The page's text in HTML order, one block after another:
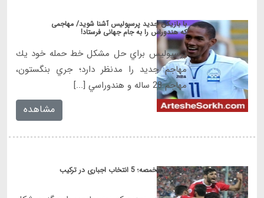
با بازيكن جديد پرسپوليس آشنا شويد/ مهاجمی
كه هندوراس را به جام جهانی فرستاد!
پرسپوليس براي حل مشكل خط حمله خود يك
مهاجم جديد را مدنظر دارد؛ جري بنگستون،
مهاجم 28 ساله و هندوراسي [...]
مشاهده
برانکو در مخمصه؛ 5 انتخاب اجباری در ترکیب
پرسپولیس